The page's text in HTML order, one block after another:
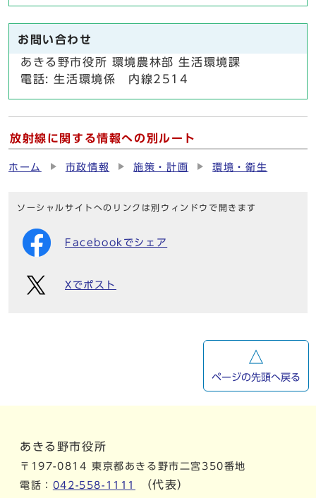
お問い合わせ
あきる野市役所 環境農林部 生活環境課
電話: 生活環境係 内線2514
放射線に関する情報への別ルート
ホーム 市政情報 施策・計画 環境・衛生
ソーシャルサイトへのリンクは別ウィンドウで開きます
Facebookでシェア
Xでポスト
ページの先頭へ戻る
あきる野市役所
〒197-0814 東京都あきる野市二宮350番地
電話： 042-558-1111 （代表）